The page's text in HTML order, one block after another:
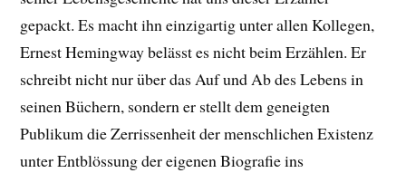
gepackt. Es macht ihn einzigartig unter allen Kollegen,
Ernest Hemingway belässt es nicht beim Erzählen. Er
schreibt nicht nur über das Auf und Ab des Lebens in
seinen Büchern, sondern er stellt dem geneigten
Publikum die Zerrissenheit der menschlichen Existenz
unter Entblössung der eigenen Biografie ins